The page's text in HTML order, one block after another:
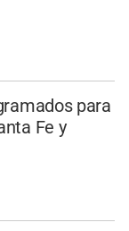
para
Fe y